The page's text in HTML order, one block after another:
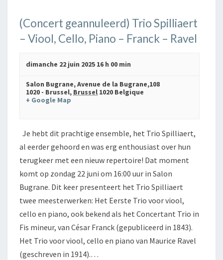
(Concert geannuleerd) Trio Spilliaert
– Viool, Cello, Piano – Franck – Ravel
dimanche 22 juin 2025 16 h 00 min
Salon Bugrane,Avenue de la Bugrane,108
1020 - Brussel, Brussel 1020 Belgique
+ Google Map
Je hebt dit prachtige ensemble, het Trio Spilliaert,
al eerder gehoord en was erg enthousiast over hun
terugkeer met een nieuw repertoire! Dat moment
komt op zondag 22 juni om 16:00 uur in Salon
Bugrane. Dit keer presenteert het Trio Spilliaert
twee meesterwerken: Het Eerste Trio voor viool,
cello en piano, ook bekend als het Concertant Trio in
Fis mineur, van César Franck (gepubliceerd in 1843).
Het Trio voor viool, cello en piano van Maurice Ravel
(geschreven in 1914).…